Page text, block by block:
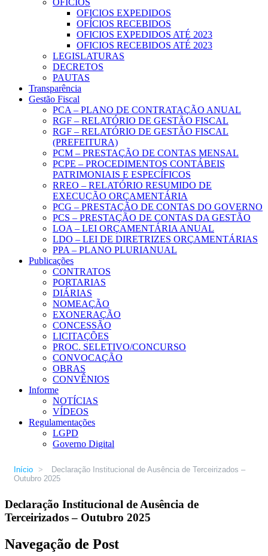
OFICIOS
OFICIOS EXPEDIDOS
OFÍCIOS RECEBIDOS
OFICIOS EXPEDIDOS ATÉ 2023
OFICIOS RECEBIDOS ATÉ 2023
LEGISLATURAS
DECRETOS
PAUTAS
Transparência
Gestão Fiscal
PCA – PLANO DE CONTRATAÇÃO ANUAL
RGF – RELATÓRIO DE GESTÃO FISCAL
RGF – RELATÓRIO DE GESTÃO FISCAL
(PREFEITURA)
PCM – PRESTAÇÃO DE CONTAS MENSAL
PCPE – PROCEDIMENTOS CONTÁBEIS
PATRIMONIAIS E ESPECÍFICOS
RREO – RELATÓRIO RESUMIDO DE
EXECUÇÃO ORÇAMENTÁRIA
PCG – PRESTAÇÃO DE CONTAS DO GOVERNO
PCS – PRESTAÇÃO DE CONTAS DA GESTÃO
LOA – LEI ORÇAMENTÁRIA ANUAL
LDO – LEI DE DIRETRIZES ORÇAMENTÁRIAS
PPA – PLANO PLURIANUAL
Publicações
CONTRATOS
PORTARIAS
DIÁRIAS
NOMEAÇÃO
EXONERAÇÃO
CONCESSÃO
LICITAÇÕES
PROC. SELETIVO/CONCURSO
CONVOCAÇÃO
OBRAS
CONVÊNIOS
Informe
NOTÍCIAS
VÍDEOS
Regulamentações
LGPD
Governo Digital
Início >
Declaração Institucional de Ausência de Terceirizados –
Outubro 2025
Declaração Institucional de Ausência de
Terceirizados – Outubro 2025
Navegação de Post